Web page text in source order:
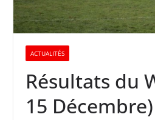
ACTUALITÉS
Résultats du
15 Décembre)